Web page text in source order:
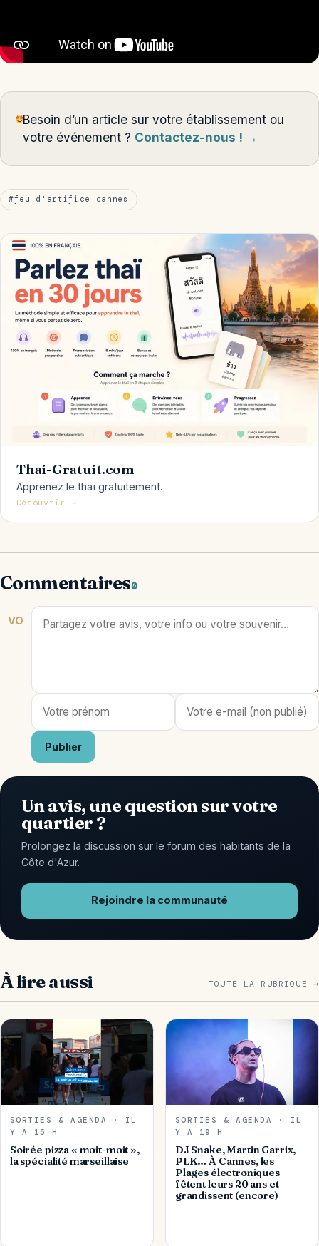
Besoin d’un article sur votre établissement ou
votre événement ? Contactez-nous ! →
#feu d'artifice cannes
Thai-Gratuit.com
Apprenez le thaï gratuitement.
Découvrir →
Commentaires0
VO
Publier
Un avis, une question sur votre
quartier ?
Prolongez la discussion sur le forum des habitants de la
Côte d'Azur.
Rejoindre la communauté
À lire aussi TOUTE LA RUBRIQUE →
SORTIES & AGENDA · IL
Y A 15 H
Soirée pizza « moit-moit »,
la spécialité marseillaise
SORTIES & AGENDA · IL
Y A 19 H
DJ Snake, Martin Garrix,
PLK… À Cannes, les
Plages électroniques
fêtent leurs 20 ans et
grandissent (encore)